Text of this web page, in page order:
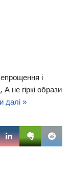
і
не гіркі образи
далі »